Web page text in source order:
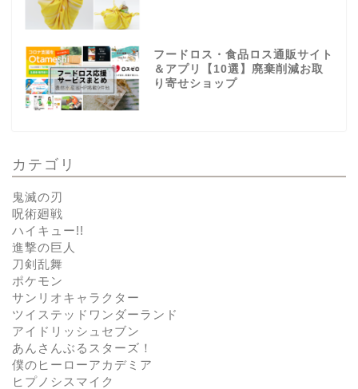
フードロス・食品ロス通販サイト
＆アプリ【10選】廃棄削減お取
り寄せショップ
カテゴリ
鬼滅の刃
呪術廻戦
ハイキュー!!
進撃の巨人
刀剣乱舞
ポケモン
サンリオキャラクター
ツイステッドワンダーランド
アイドリッシュセブン
あんさんぶるスターズ！
僕のヒーローアカデミア
ヒプノシスマイク